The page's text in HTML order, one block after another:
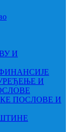
И
И
ПОСЛОВЕ И